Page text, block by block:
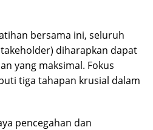
bersama ini, seluruh
diharapkan dapat
yang maksimal. Fokus
tiga tahapan krusial dalam
pencegahan dan